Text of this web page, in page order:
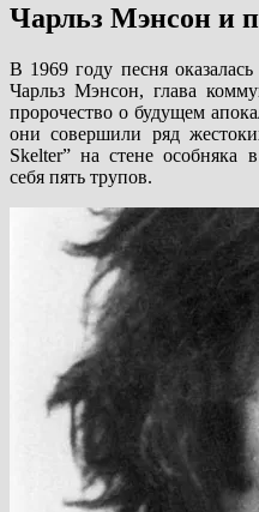
Чарльз Мэнсон и
В 1969 году песня
Чарльз Мэнсон, глава
пророчество о будущем
они совершили ряд
Skelter” на стене особняка
себя пять трупов.